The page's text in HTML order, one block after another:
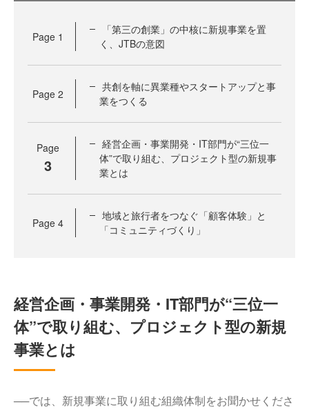
Page 1
「第三の創業」の中核に新規事業を置
く、JTBの意図
Page 2
共創を軸に異業種やスタートアップと事
業をつくる
Page
3
経営企画・事業開発・IT部門が“三位一
体”で取り組む、プロジェクト型の新規事
業とは
Page 4
地域と旅行者をつなぐ「顧客体験」と
「コミュニティづくり」
経営企画・事業開発・IT部門が“三位一
体”で取り組む、プロジェクト型の新規
事業とは
──では、新規事業に取り組む組織体制をお聞かせくださ